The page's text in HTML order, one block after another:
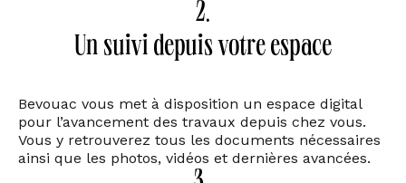
2.
Un suivi depuis votre espace
Bevouac vous met à disposition un espace digital
pour l’avancement des travaux depuis chez vous.
Vous y retrouverez tous les documents nécessaires
ainsi que les photos, vidéos et dernières avancées.